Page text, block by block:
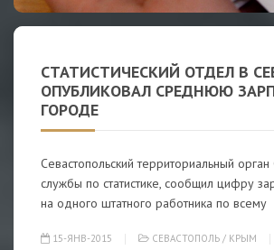
СТАТИСТИЧЕСКИЙ ОТДЕЛ В
ОПУБЛИКОВАЛ СРЕДНЮЮ
ГОРОДЕ
Севастопольский территориальный
службы по статистике, сообщил цифру
на одного штатного работника по всему
15-ЯНВ-2015 СЕВАСТОПОЛЬ / КРЫМ